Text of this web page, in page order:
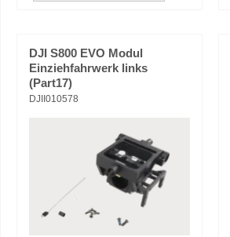
DJI S800 EVO Modul
Einziehfahrwerk links
(Part17)
DJII010578